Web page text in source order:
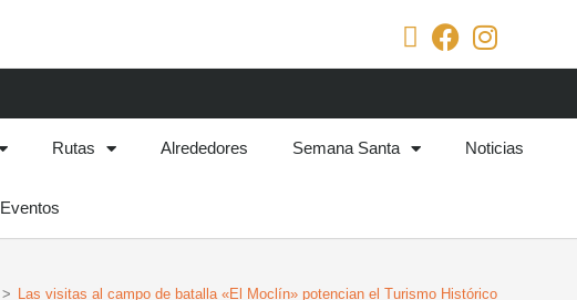
Rutas Alrededores Semana Santa Noticias
Eventos
> Las visitas al campo de batalla «El Moclín» potencian el Turismo Histórico